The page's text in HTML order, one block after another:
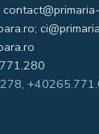
contact@primaria-